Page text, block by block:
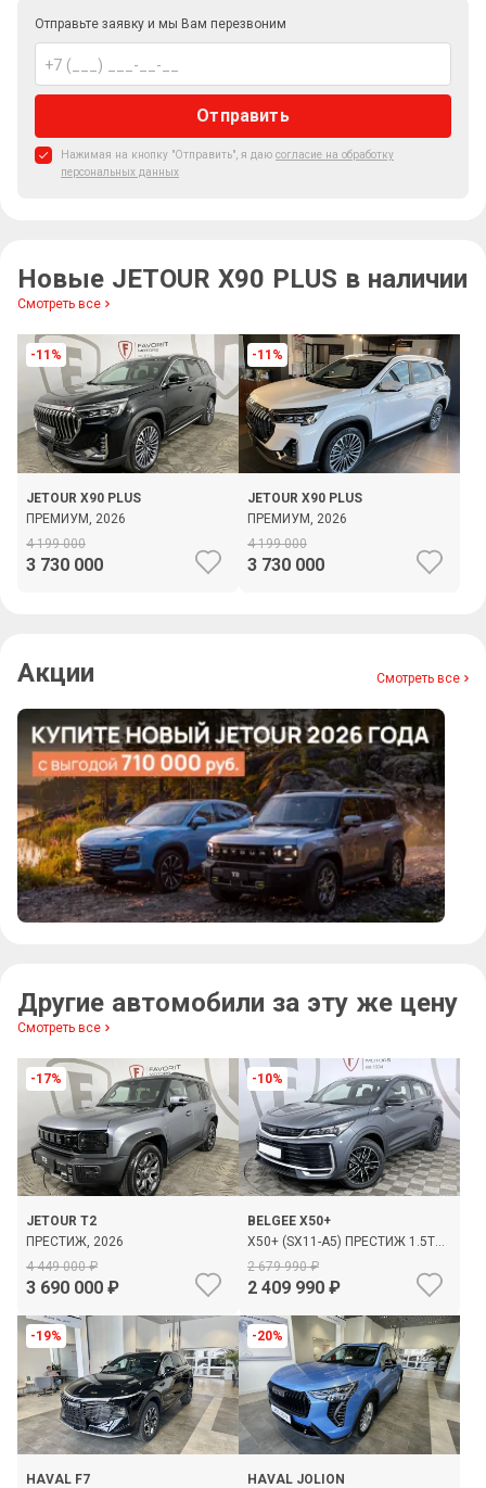
Отправьте заявку и мы Вам перезвоним
Отправить
Нажимая на кнопку "Отправить", я даю согласие на обработку
персональных данных
Новые JETOUR X90 PLUS в наличии
Смотреть все
-11%
JETOUR X90 PLUS
ПРЕМИУМ, 2026
4 199 000
3 730 000
-11%
JETOUR X90 PLUS
ПРЕМИУМ, 2026
4 199 000
3 730 000
Акции Смотреть все
Другие автомобили за эту же цену
Смотреть все
-17%
JETOUR T2
ПРЕСТИЖ, 2026
4 449 000
3 690 000
-10%
BELGEE X50+
X50+ (SX11-A5) ПРЕСТИЖ 1.5T
147HP 7DCT, 2026
2 679 990
2 409 990
-19%
HAVAL F7
-20%
HAVAL JOLION